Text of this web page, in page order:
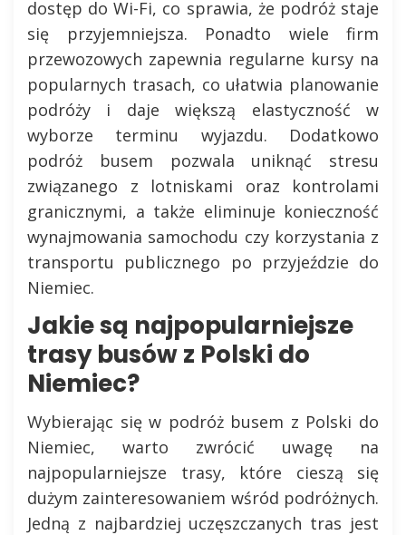
dostęp do Wi-Fi, co sprawia, że podróż staje
się przyjemniejsza. Ponadto wiele firm
przewozowych zapewnia regularne kursy na
popularnych trasach, co ułatwia planowanie
podróży i daje większą elastyczność w
wyborze terminu wyjazdu. Dodatkowo
podróż busem pozwala uniknąć stresu
związanego z lotniskami oraz kontrolami
granicznymi, a także eliminuje konieczność
wynajmowania samochodu czy korzystania z
transportu publicznego po przyjeździe do
Niemiec.
Jakie są najpopularniejsze
trasy busów z Polski do
Niemiec?
Wybierając się w podróż busem z Polski do
Niemiec, warto zwrócić uwagę na
najpopularniejsze trasy, które cieszą się
dużym zainteresowaniem wśród podróżnych.
Jedną z najbardziej uczęszczanych tras jest